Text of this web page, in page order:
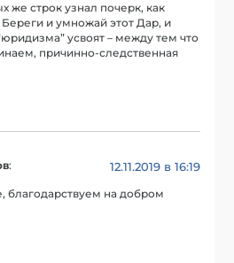
же строк узнал почерк, как
и умножай этот Дар, и
усвоят – между тем что
причинно-следственная
: 12.11.2019 в 16:19
благодарствуем на добром